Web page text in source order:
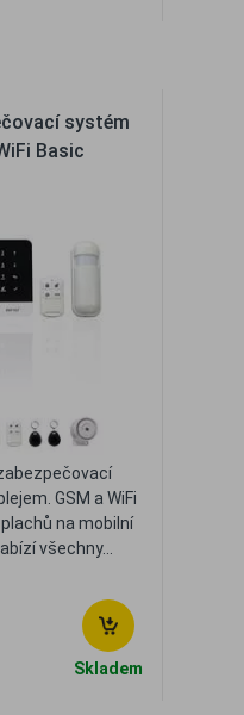
systém
Basic
GSM a WiFi
na mobilní
všechny...
Skladem